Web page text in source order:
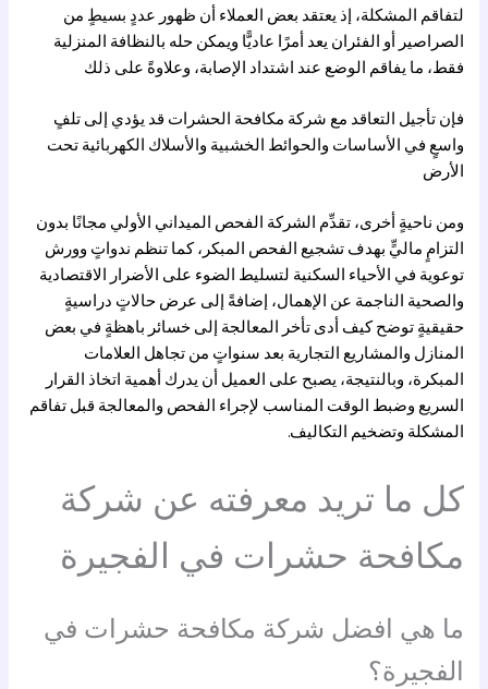
لتفاقم المشكلة، إذ يعتقد بعض العملاء أن ظهور عددٍ بسيطٍ من
الصراصير أو الفئران يعد أمرًا عاديًّا ويمكن حله بالنظافة المنزلية
فقط، ما يفاقم الوضع عند اشتداد الإصابة، وعلاوةً على ذلك
فإن تأجيل التعاقد مع شركة مكافحة الحشرات قد يؤدي إلى تلفٍ
واسعٍ في الأساسات والحوائط الخشبية والأسلاك الكهربائية تحت
الأرض
ومن ناحيةٍ أخرى، تقدِّم الشركة الفحص الميداني الأولي مجانًا بدون
التزامٍ ماليٍّ بهدف تشجيع الفحص المبكر، كما تنظم ندواتٍ وورش
توعوية في الأحياء السكنية لتسليط الضوء على الأضرار الاقتصادية
والصحية الناجمة عن الإهمال، إضافةً إلى عرض حالاتٍ دراسيةٍ
حقيقيةٍ توضح كيف أدى تأخر المعالجة إلى خسائر باهظةٍ في بعض
المنازل والمشاريع التجارية بعد سنواتٍ من تجاهل العلامات
المبكرة، وبالنتيجة، يصبح على العميل أن يدرك أهمية اتخاذ القرار
السريع وضبط الوقت المناسب لإجراء الفحص والمعالجة قبل تفاقم
المشكلة وتضخيم التكاليف.
كل ما تريد معرفته عن شركة
مكافحة حشرات في الفجيرة
ما هي افضل شركة مكافحة حشرات في
الفجيرة؟